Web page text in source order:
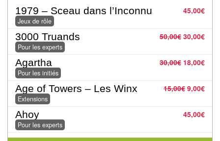
les
enfants
Pour
la
famille
Pour
les
initiés
45,00€
1979 – Sceau dans l’Inconnu
Jeux de rôle
50,00€ 30,00€
3000 Truands
Pour les experts
30,00€ 18,00€
Agartha
Pour les initiés
15,00€ 9,00€
Age of Towers – Les Winx
Extensions
45,00€
Ahoy
Pour les experts